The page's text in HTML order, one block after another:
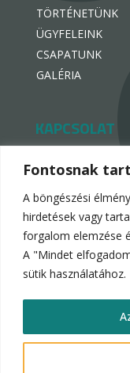
Fontosnak
A böngészési
hirdetések vagy
forgalom elemzése
A "Mindet
sütik használatához.
TÖRTÉNETÜNK
ÜGYFELEINK
CSAPATUNK
GALÉRIA
KAPCSOLAT
 Office
 LinkedIn